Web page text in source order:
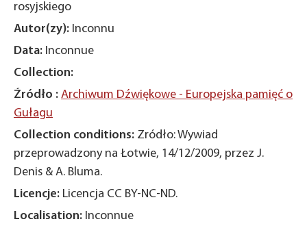
rosyjskiego
Autor(zy): Inconnu
Data: Inconnue
Collection:
Źródło : Archiwum Dźwiękowe - Europejska pamięć o
Gułagu
Collection conditions: Zródło: Wywiad
przeprowadzony na Łotwie, 14/12/2009, przez J.
Denis & A. Bluma.
Licencje: Licencja CC BY-NC-ND.
Localisation: Inconnue